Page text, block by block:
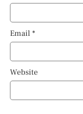
Email *
Website